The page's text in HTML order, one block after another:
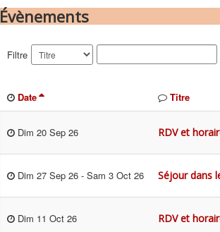
Évènements
Filtre
Date Titre
Dim 20 Sep 26 RDV et
Dim 27 Sep 26 - Sam 3 Oct 26 Séjour dans
Dim 11 Oct 26 RDV et